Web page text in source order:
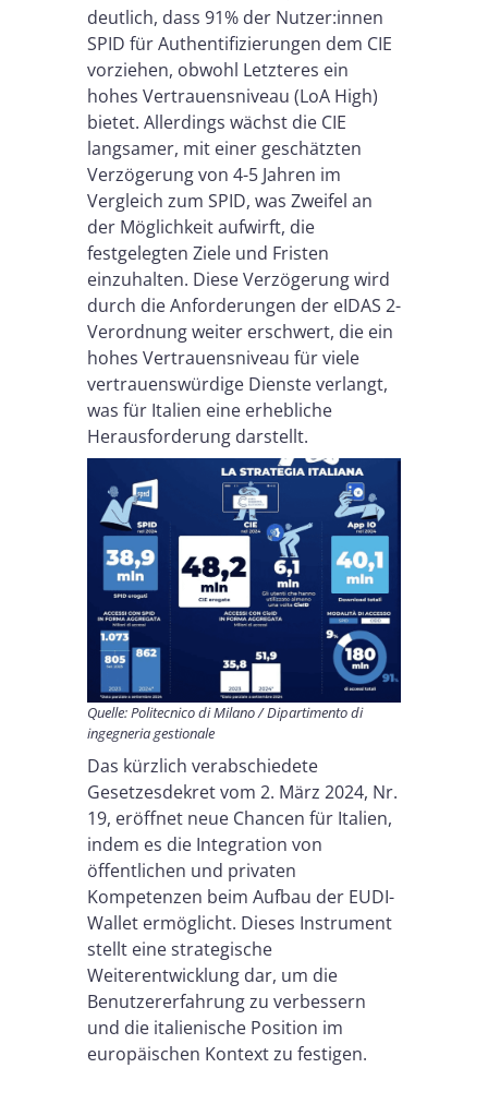
deutlich, dass 91% der Nutzer:innen
SPID für Authentifizierungen dem CIE
vorziehen, obwohl Letzteres ein
hohes Vertrauensniveau (LoA High)
bietet. Allerdings wächst die CIE
langsamer, mit einer geschätzten
Verzögerung von 4-5 Jahren im
Vergleich zum SPID, was Zweifel an
der Möglichkeit aufwirft, die
festgelegten Ziele und Fristen
einzuhalten. Diese Verzögerung wird
durch die Anforderungen der eIDAS 2-
Verordnung weiter erschwert, die ein
hohes Vertrauensniveau für viele
vertrauenswürdige Dienste verlangt,
was für Italien eine erhebliche
Herausforderung darstellt.
Quelle: Politecnico di Milano / Dipartimento di
ingegneria gestionale
Das kürzlich verabschiedete
Gesetzesdekret vom 2. März 2024, Nr.
19, eröffnet neue Chancen für Italien,
indem es die Integration von
öffentlichen und privaten
Kompetenzen beim Aufbau der EUDI-
Wallet ermöglicht. Dieses Instrument
stellt eine strategische
Weiterentwicklung dar, um die
Benutzererfahrung zu verbessern
und die italienische Position im
europäischen Kontext zu festigen.